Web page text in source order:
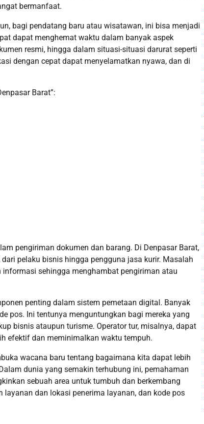
bermanfaat.
bagi pendatang baru atau wisatawan, ini bisa menjadi
dapat menghemat waktu dalam banyak aspek
resmi, hingga dalam situasi-situasi darurat seperti
dengan cepat dapat menyelamatkan nyawa, dan di
Barat”:
pengiriman dokumen dan barang. Di Denpasar Barat,
pelaku bisnis hingga pengguna jasa kurir. Masalah
sehingga menghambat pengiriman atau
penting dalam sistem pemetaan digital. Banyak
pos. Ini tentunya menguntungkan bagi mereka yang
bisnis ataupun turisme. Operator tur, misalnya, dapat
efektif dan meminimalkan waktu tempuh.
wacana baru tentang bagaimana kita dapat lebih
dunia yang semakin terhubung ini, pemahaman
sebuah area untuk tumbuh dan berkembang
dan lokasi penerima layanan, dan kode pos